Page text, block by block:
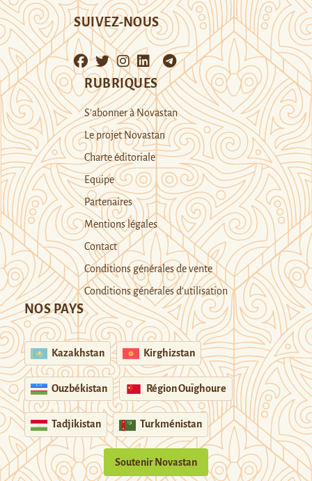
SUIVEZ-NOUS
RUBRIQUES
S’abonner à Novastan
Le projet Novastan
Charte éditoriale
Equipe
Partenaires
Mentions légales
Contact
Conditions générales de vente
Conditions générales d’utilisation
NOS PAYS
Kazakhstan Kirghizstan
Ouzbékistan Région Ouïghoure
Tadjikistan Turkménistan
Soutenir Novastan